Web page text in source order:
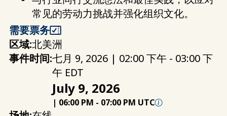
常见的劳动力挑战并强化组织文化。
需要票务
区域:北美洲
事件时间:七月 9, 2026 | 02:00 下午 - 03:00 下
午 EDT
July 9, 2026
| 06:00 PM - 07:00 PM UTC